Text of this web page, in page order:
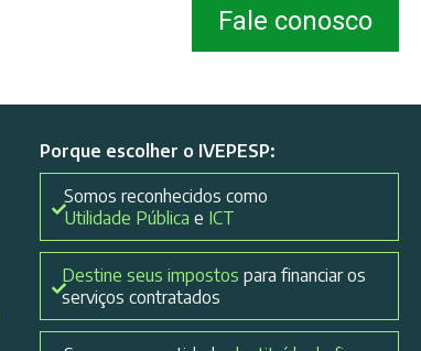
Fale conosco
Porque escolher o IVEPESP:
Somos reconhecidos como
Utilidade Pública e ICT
Destine seus impostos para financiar os
serviços contratados